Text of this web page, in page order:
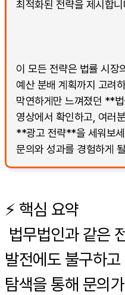
최적화된 전략을 제시합니
이 모든 전략은 법률 시
예산 분배 계획까지 고려
막연하게만 느껴졌던 **
영상에서 확인하고, 여러
**광고 전략**을 세워보
문의와 성과를 경험하게
⚡️ 핵심 요약
법무법인과 같은
발전에도 불구하
탐색을 통해 문의